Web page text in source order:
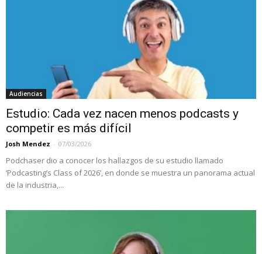
Audiencias
Estudio: Cada vez nacen menos podcasts y
competir es más difícil
Josh Mendez - 07/03/2026
Podchaser dio a conocer los hallazgos de su estudio llamado
‘Podcasting’s Class of 2026’, en donde se muestra un panorama actual
de la industria,...